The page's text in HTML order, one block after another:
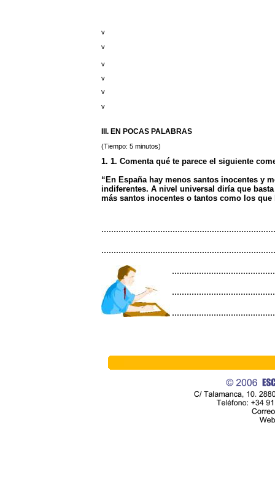
v
v
v
v
v
v
III. EN POCAS PALABRAS
(Tiempo: 5 minutos)
1. 1. Comenta qué te parece el siguiente
“En España hay menos santos inocentes y
indiferentes. A nivel universal diría que
más santos inocentes o tantos como los que